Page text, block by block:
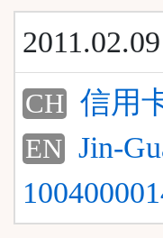
功
能
按
鈕
區
2011.02.09
CH 信用
EN Jin-